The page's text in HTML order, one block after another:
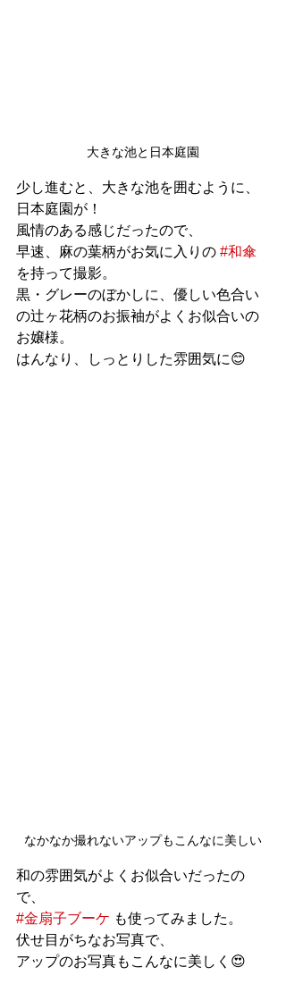
大きな池と日本庭園
少し進むと、大きな池を囲むように、
日本庭園が！
風情のある感じだったので、
早速、麻の葉柄がお気に入りの #和傘
を持って撮影。
黒・グレーのぼかしに、優しい色合い
の辻ヶ花柄のお振袖がよくお似合いの
お嬢様。
はんなり、しっとりした雰囲気に😊
なかなか撮れないアップもこんなに美しい
和の雰囲気がよくお似合いだったの
で、
#金扇子ブーケ も使ってみました。
伏せ目がちなお写真で、
アップのお写真もこんなに美しく😍